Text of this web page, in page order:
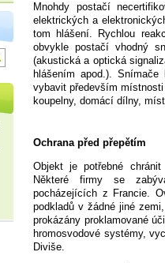
Mnohdy postačí
elektrických a
tom hlášení. Rychlou
obvykle postačí vhodný
(akustická a optická
hlášením apod.).
vybavit především
koupelny, domácí dílny,
Ochrana před přepětím
Objekt je potřebné
Některé firmy se
pocházejících z Francie.
podkladů v žádné jiné
prokázány proklamované
hromosvodové systémy,
Diviše.